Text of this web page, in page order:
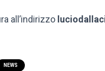
all’indirizzo
NEWS